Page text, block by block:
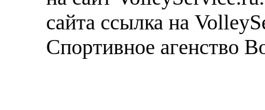
сайта ссылка на
Спортивное агенство